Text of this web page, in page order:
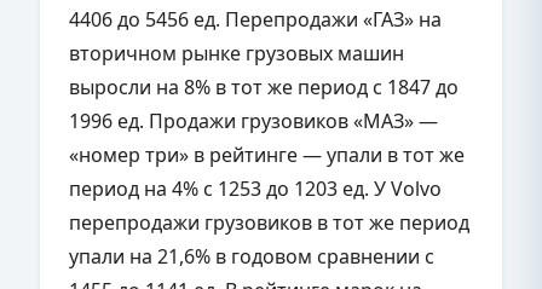
4406 до 5456 ед. Перепродажи «ГАЗ» на
вторичном рынке грузовых машин
выросли на 8% в тот же период с 1847 до
1996 ед. Продажи грузовиков «МАЗ» —
«номер три» в рейтинге — упали в тот же
период на 4% с 1253 до 1203 ед. У Volvo
перепродажи грузовиков в тот же период
упали на 21,6% в годовом сравнении с